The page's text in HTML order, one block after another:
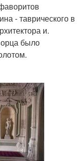
- таврического в
и.
было